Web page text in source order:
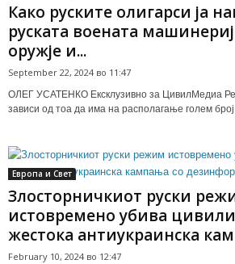
Како руските олигарси ја
руската воената
оружје и...
September 22, 2024 во 11:47
ОЛЕГ УСАТЕНКО Ексклузивно за ЦивилМедиа
зависи од тоа да има на располагање голем број...
Европа и Свет
Злосторничкиот руски
истовремено убива
жестока антиукраинска
February 10, 2024 во 12:47